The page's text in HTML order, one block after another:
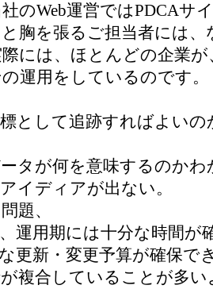
のWeb運営ではPDCAサ
胸を張るご担当者には
には、ほとんどの企業
運用をしているのです。
として追跡すればよい
タが何を意味するのかわ
イディアが出ない。
題、
運用期には十分な時間が
更新・変更予算が確保で
複合していることが多